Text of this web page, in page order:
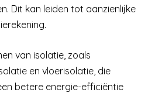
Dit kan leiden tot aanzienlijke
van isolatie, zoals
en vloerisolatie, die
betere energie-efficiëntie